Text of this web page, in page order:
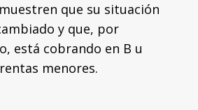
que su situación
y que, por
está cobrando en B u
menores.